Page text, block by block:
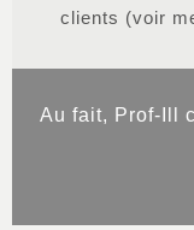
Au fait, Prof-Ill
clients (voir